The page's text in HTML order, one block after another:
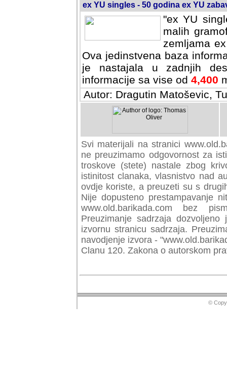
ex YU singles - 50 godina ex YU
"ex YU
malih
zemljama
Ova jedinstvena baza
je nastajala u zadnjih
informacije sa vise od 4,400
Autor: Dragutin Matoševic,
Svi materijali na stranici
preuzimamo odgovornost za
troskove (stete) nastale zbog
istinitost clanaka, vlasnistvo nad
ovdje koriste, a preuzeti su s
Nije dopusteno prestampavanje
www.old.barikada.com bez
Preuzimanje sadrzaja
izvornu stranicu sadrzaja.
navodjenje izvora -
Clanu 120. Zakona o autorskom
©